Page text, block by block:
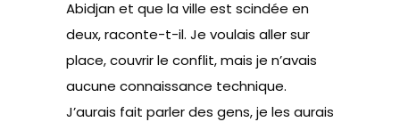
Abidjan et que la ville est scindée en
deux, raconte-t-il. Je voulais aller sur
place, couvrir le conflit, mais je n’avais
aucune connaissance technique.
J’aurais fait parler des gens, je les aurais